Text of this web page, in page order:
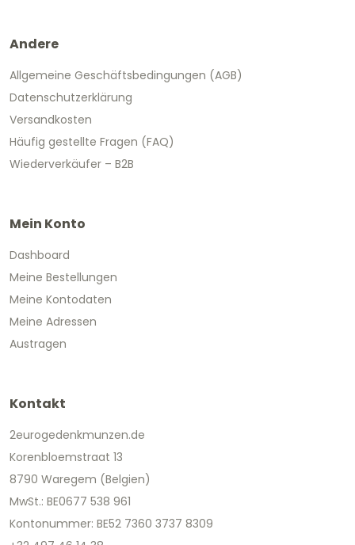
Andere
Allgemeine Geschäftsbedingungen (AGB)
Datenschutzerklärung
Versandkosten
Häufig gestellte Fragen (FAQ)
Wiederverkäufer – B2B
Mein Konto
Dashboard
Meine Bestellungen
Meine Kontodaten
Meine Adressen
Austragen
Kontakt
2eurogedenkmunzen.de
Korenbloemstraat 13
8790 Waregem (Belgien)
MwSt.: BE0677 538 961
Kontonummer: BE52 7360 3737 8309